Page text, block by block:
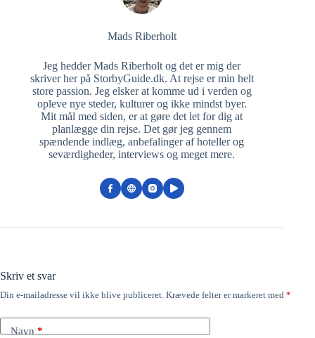
Mads Riberholt
Jeg hedder Mads Riberholt og det er mig der
skriver her på StorbyGuide.dk. At rejse er min helt
store passion. Jeg elsker at komme ud i verden og
opleve nye steder, kulturer og ikke mindst byer.
Mit mål med siden, er at gøre det let for dig at
planlægge din rejse. Det gør jeg gennem
spændende indlæg, anbefalinger af hoteller og
seværdigheder, interviews og meget mere.
Skriv et svar
Din e-mailadresse vil ikke blive publiceret. Krævede felter er markeret med *
Navn *